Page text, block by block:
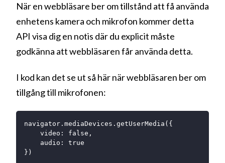
När en webbläsare ber om tillstånd att få använda
enhetens kamera och mikrofon kommer detta
API visa dig en notis där du explicit måste
godkänna att webbläsaren får använda detta.
I kod kan det se ut så här när webbläsaren ber om
tillgång till mikrofonen:
navigator.mediaDevices.getUserMedia({
    video: false,
    audio: true